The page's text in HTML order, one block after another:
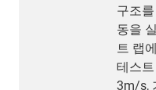
구조
동을
트 랩
테스
3m/s,